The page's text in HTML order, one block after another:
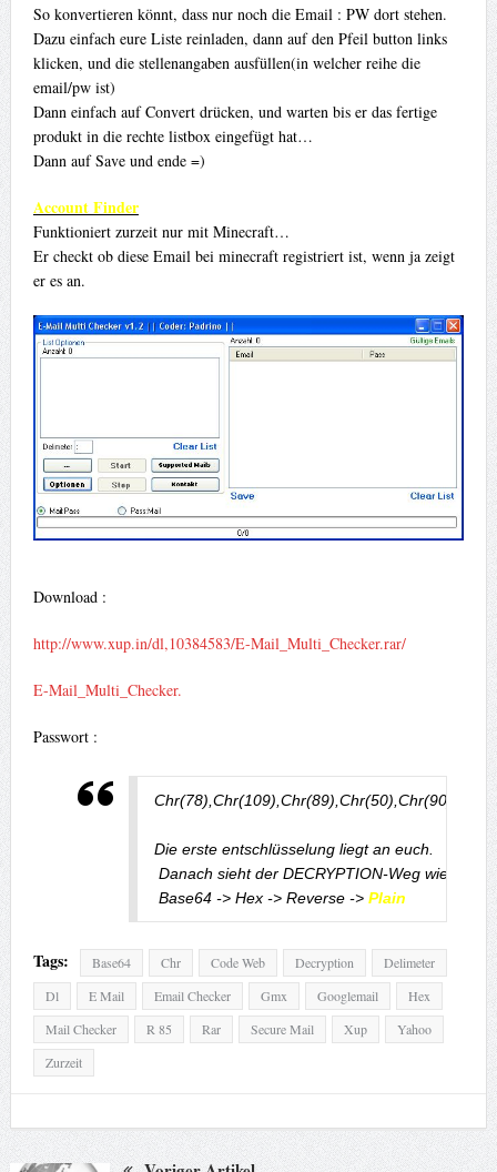
So konvertieren könnt, dass nur noch die Email : PW dort stehen.
Dazu einfach eure Liste reinladen, dann auf den Pfeil button links
klicken, und die stellenangaben ausfüllen(in welcher reihe die
email/pw ist)
Dann einfach auf Convert drücken, und warten bis er das fertige
produkt in die rechte listbox eingefügt hat…
Dann auf Save und ende =)
Account Finder
Funktioniert zurzeit nur mit Minecraft…
Er checkt ob diese Email bei minecraft registriert ist, wenn ja zeigt
er es an.
Download :
http://www.xup.in/dl,10384583/E-Mail_Multi_Checker.rar/
E-Mail_Multi_Checker.
Passwort :
Die erste entschlüsselung liegt an euch.
Danach sieht der DECRYPTION-Weg wie folgt
Base64 -> Hex -> Reverse -> Plain
Tags: Base64 Chr Code Web Decryption
Delimeter
Dl
E Mail Email Checker Gmx Googlemail
Hex
Mail Checker
R 85 Rar Secure Mail Xup
Yahoo
Zurzeit